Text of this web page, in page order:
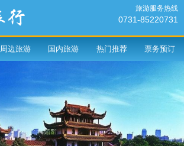
旅游服务热线
0731-85220731
周边旅游 国内旅游 热门推荐 票务预订